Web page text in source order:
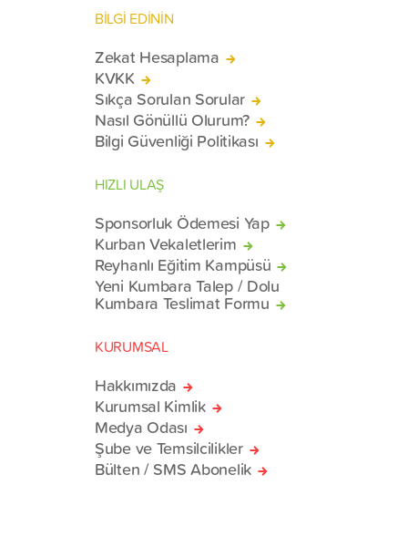
BİLGİ EDİNİN
Zekat Hesaplama
KVKK
Sıkça Sorulan Sorular
Nasıl Gönüllü Olurum?
Bilgi Güvenliği Politikası
HIZLI ULAŞ
Sponsorluk Ödemesi Yap
Kurban Vekaletlerim
Reyhanlı Eğitim Kampüsü
Yeni Kumbara Talep / Dolu
Kumbara Teslimat Formu
KURUMSAL
Hakkımızda
Kurumsal Kimlik
Medya Odası
Şube ve Temsilcilikler
Bülten / SMS Abonelik